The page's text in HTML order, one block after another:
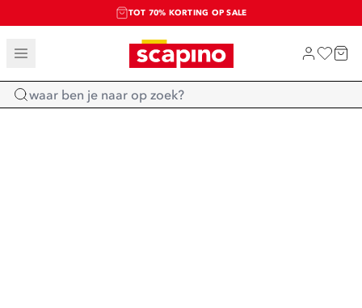
TOT 70% KORTING OP SALE
SALE: LAATSTE KANS!
SHOP NIEUW
Home